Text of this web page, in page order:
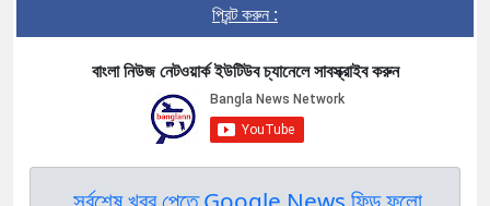
প্রিন্ট করুন :
বাংলা নিউজ নেটওয়ার্ক ইউটিউব চ্যানেলে সাবস্ক্রাইব করুন